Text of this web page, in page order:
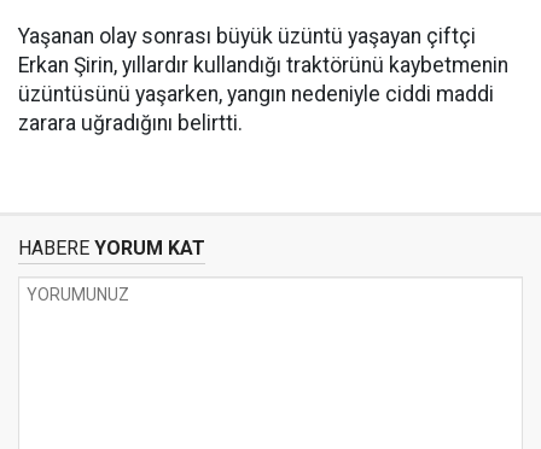
Yaşanan olay sonrası büyük üzüntü yaşayan çiftçi
Erkan Şirin, yıllardır kullandığı traktörünü kaybetmenin
üzüntüsünü yaşarken, yangın nedeniyle ciddi maddi
zarara uğradığını belirtti.
HABERE YORUM KAT